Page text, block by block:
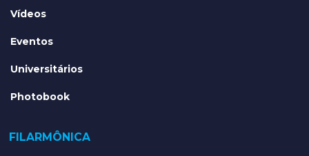
Vídeos
Eventos
Universitários
Photobook
FILARMÔNICA